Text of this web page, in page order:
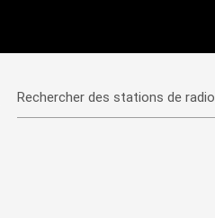
Rechercher des stations de radio